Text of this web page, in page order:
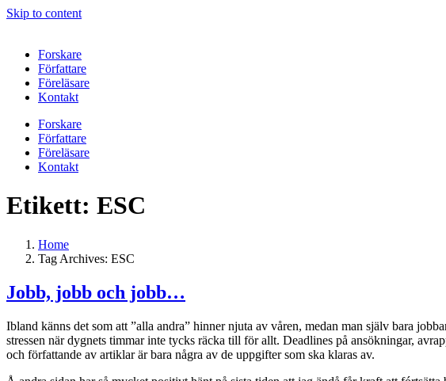
Skip to content
Forskare
Författare
Föreläsare
Kontakt
Forskare
Författare
Föreläsare
Kontakt
Etikett: ESC
Home
Tag Archives: ESC
Jobb, jobb och jobb…
Ibland känns det som att ”alla andra” hinner njuta av våren, medan man själv bara
stressen när dygnets timmar inte tycks räcka till för allt. Deadlines på ansökningar,
och författande av artiklar är bara några av de uppgifter som ska klaras av.